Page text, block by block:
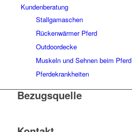
Kundenberatung
Stallgamaschen
Rückenwärmer Pferd
Outdoordecke
Muskeln und Sehnen beim Pferd
Pferdekrankheiten
Bezugsquelle